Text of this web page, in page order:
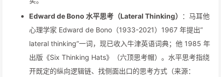
Edward de Bono 水平思考（Lateral Thinking）
：马耳他
心理学家 Edward de Bono（1933-2021）1967 年提出”
lateral thinking”一词，现已收入牛津英语词典；他 1985 年
出版《Six Thinking Hats》（六顶思考帽）。水平思考指绕
开既定的纵向逻辑链、找侧面出口的思考方式（来源：